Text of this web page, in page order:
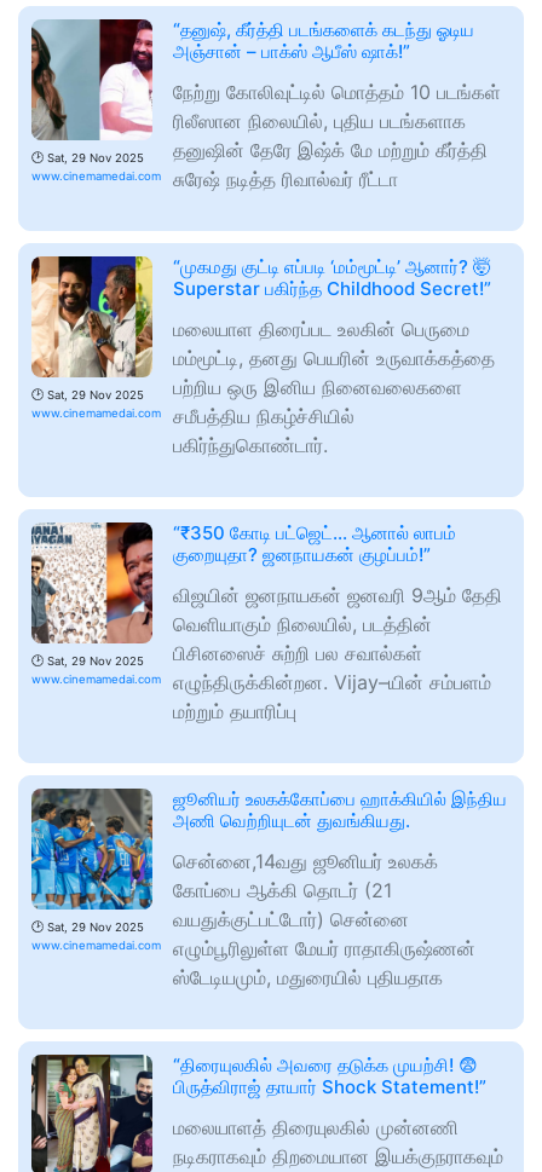
🕑 Sat, 29 Nov 2025
www.cinemamedai.com
“தனுஷ், கீர்த்தி படங்களைக் கடந்து ஓடிய
அஞ்சான் – பாக்ஸ் ஆபீஸ் ஷாக்!”
நேற்று கோலிவுட்டில் மொத்தம் 10 படங்கள்
ரிலீஸான நிலையில், புதிய படங்களாக
தனுஷின் தேரே இஷ்க் மே மற்றும் கீர்த்தி
சுரேஷ் நடித்த ரிவால்வர் ரீட்டா
🕑 Sat, 29 Nov 2025
www.cinemamedai.com
“முகமது குட்டி எப்படி ‘மம்மூட்டி’ ஆனார்? 🤯
Superstar பகிர்ந்த Childhood Secret!”
மலையாள திரைப்பட உலகின் பெருமை
மம்மூட்டி, தனது பெயரின் உருவாக்கத்தை
பற்றிய ஒரு இனிய நினைவலைகளை
சமீபத்திய நிகழ்ச்சியில்
பகிர்ந்துகொண்டார்.
🕑 Sat, 29 Nov 2025
www.cinemamedai.com
“₹350 கோடி பட்ஜெட்… ஆனால் லாபம்
குறையுதா? ஜனநாயகன் குழப்பம்!”
விஜயின் ஜனநாயகன் ஜனவரி 9ஆம் தேதி
வெளியாகும் நிலையில், படத்தின்
பிசினஸைச் சுற்றி பல சவால்கள்
எழுந்திருக்கின்றன. Vijay–யின் சம்பளம்
மற்றும் தயாரிப்பு
🕑 Sat, 29 Nov 2025
www.cinemamedai.com
ஜூனியர் உலகக்கோப்பை ஹாக்கியில் இந்திய
அணி வெற்றியுடன் துவங்கியது.
சென்னை,14வது ஜூனியர் உலகக்
கோப்பை ஆக்கி தொடர் (21
வயதுக்குட்பட்டோர்) சென்னை
எழும்பூரிலுள்ள மேயர் ராதாகிருஷ்ணன்
ஸ்டேடியமும், மதுரையில் புதியதாக
“திரையுலகில் அவரை தடுக்க முயற்சி! 😨
பிருத்விராஜ் தாயார் Shock Statement!”
மலையாளத் திரையுலகில் முன்னணி
நடிகராகவும் திறமையான இயக்குநராகவும்